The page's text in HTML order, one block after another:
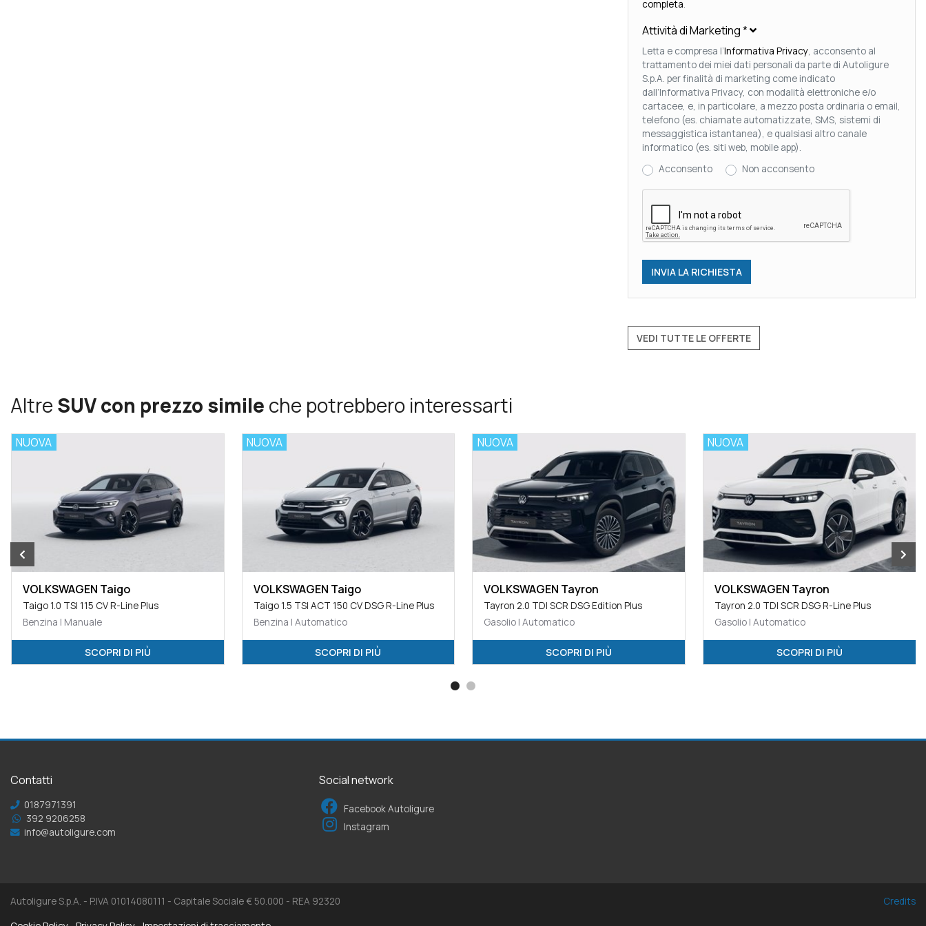
completa.
Attività di Marketing*
Letta e compresa l’Informativa Privacy, acconsento al
trattamento dei miei dati personali da parte di Autoligure
S.p.A. per finalità di marketing come indicato
dall’Informativa Privacy, con modalità elettroniche e/o
cartacee, e, in particolare, a mezzo posta ordinaria o email,
telefono (es. chiamate automatizzate, SMS, sistemi di
messaggistica istantanea), e qualsiasi altro canale
informatico (es. siti web, mobile app).
Acconsento
Non acconsento
VEDI TUTTE LE OFFERTE
AltreSUV con prezzo simile che potrebbero interessarti
NUOVA
VOLKSWAGEN Taigo
Taigo 1.0 TSI 115 CV R-Line Plus
Benzina | Manuale
SCOPRI DI PIÙ
NUOVA
VOLKSWAGEN Taigo
Taigo 1.5 TSI ACT 150 CV DSG R-Line Plus
Benzina | Automatico
SCOPRI DI PIÙ
NUOVA
VOLKSWAGEN Tayron
Tayron 2.0 TDI SCR DSG Edition Plus
Gasolio | Automatico
SCOPRI DI PIÙ
NUOVA
VOLKSWAGEN Tayron
Tayron 2.0 TDI SCR DSG R-Line Plus
Gasolio | Automatico
SCOPRI DI PIÙ
Contatti
0187971391
392 9206258
info@autoligure.com
Social network
Facebook Autoligure
Instagram
Autoligure S.p.A. - P.IVA 01014080111 - Capitale Sociale € 50.000 - REA 92320
Credits